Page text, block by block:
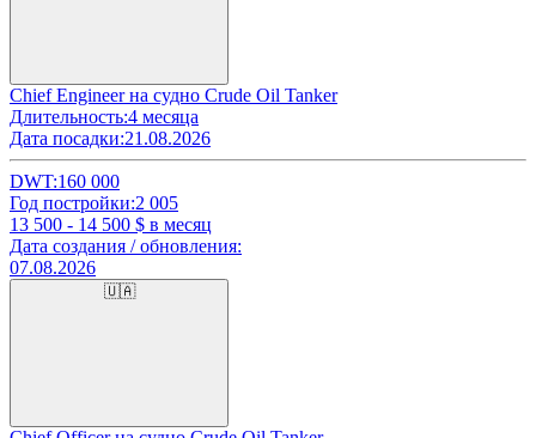
Chief Engineer на судно Crude Oil Tanker
Длительность:4 месяца
Дата посадки:21.08.2026
DWT:160 000
Год постройки:2 005
13 500 - 14 500 $ в месяц
Дата создания / обновления:
07.08.2026
🇺🇦